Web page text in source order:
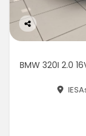
Co
rtil
BMW 320I 2.0